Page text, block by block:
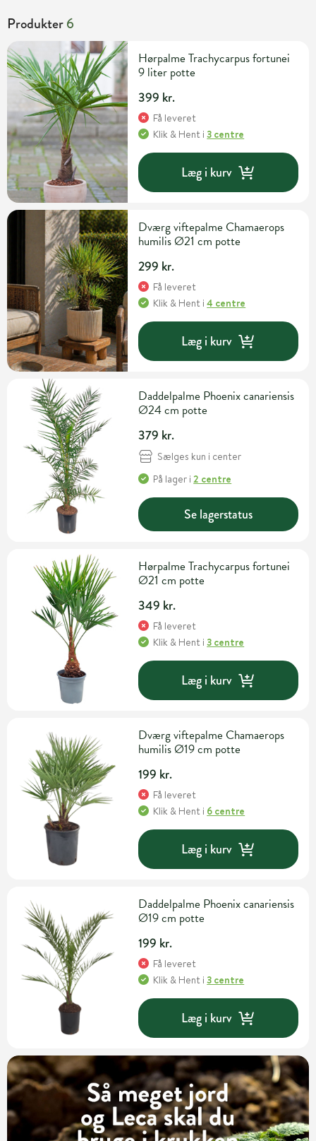
Produkter6
Hørpalme Trachycarpus fortunei
9 liter potte
399 kr.
Få leveret
Klik & Hent i3 centre
Læg i kurv
Dværg viftepalme Chamaerops
humilis Ø21 cm potte
299 kr.
Få leveret
Klik & Hent i4 centre
Læg i kurv
Daddelpalme Phoenix canariensis
Ø24 cm potte
379 kr.
Sælges kun i center
På lager i2 centre
Se lagerstatus
Hørpalme Trachycarpus fortunei
Ø21 cm potte
349 kr.
Få leveret
Klik & Hent i3 centre
Læg i kurv
Dværg viftepalme Chamaerops
humilis Ø19 cm potte
199 kr.
Få leveret
Klik & Hent i 6 centre
Læg i kurv
Daddelpalme Phoenix canariensis
Ø19 cm potte
199 kr.
Få leveret
Klik & Hent i3 centre
Læg i kurv